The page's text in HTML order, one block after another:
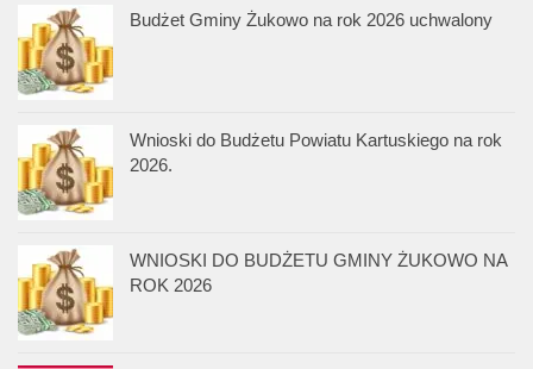
Budżet Gminy Żukowo na rok 2026 uchwalony
Wnioski do Budżetu Powiatu Kartuskiego na rok
2026.
WNIOSKI DO BUDŻETU GMINY ŻUKOWO NA
ROK 2026